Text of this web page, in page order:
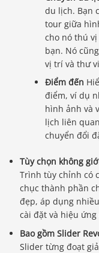
du lịch. Bạn
tour giữa
cho nó thú
bạn. Nó
vị trí và thư
Điểm đến
điểm, ví dụ
hình ảnh và
lịch liên
chuyển đổi
Tùy chọn không
Trình tùy chỉnh có
chục thành phần
đẹp, áp dụng
cài đặt và hiệu
Bao gồm Slider
Slider từng đoạt